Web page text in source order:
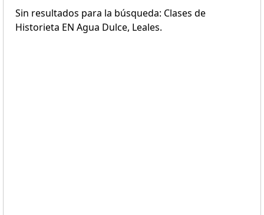
Sin resultados para la búsqueda: Clases de
Historieta EN Agua Dulce, Leales.